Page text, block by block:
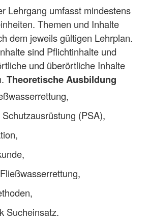
Lehrgang umfasst mindestens
Themen und Inhalte
dem jeweils gültigen Lehrplan.
sind Pflichtinhalte und
und überörtliche Inhalte
Theoretische Ausbildung
(PSA),
Sucheinsatz.